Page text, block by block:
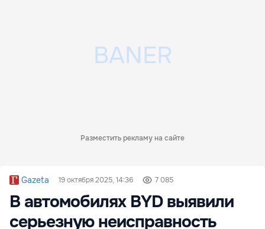
Разместить рекламу на сайте
Gazeta 19 октября 2025, 14:36 7 085
В автомобилях BYD выявили
серьезную неисправность